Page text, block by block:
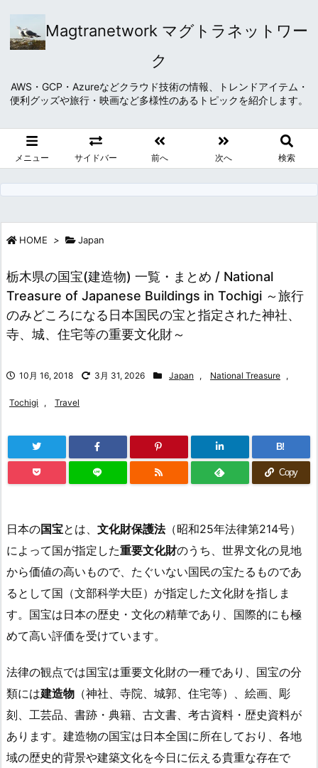
Magtranetwork マグトラネットワー
ク
AWS・GCP・Azureなどクラウド技術の情報、トレンドアイテム・
便利グッズや旅行・映画など多様性のあるトピックを紹介します。
メニュー サイドバー 前へ 次へ 検索
HOME > Japan
栃木県の国宝(建造物) 一覧・まとめ / National
Treasure of Japanese Buildings in Tochigi ～旅行
のみどころになる日本国民の宝と指定された神社、
寺、城、住宅等の重要文化財～
10月 16, 2018 3月 31, 2026 Japan , National Treasure ,
Tochigi , Travel
B!
Copy
日本の国宝とは、 文化財保護法（昭和25年法律第214号）
によって国が指定した重要文化財のうち、世界文化の見地
から価値の高いもので、たぐいない国民の宝たるものであ
るとして国（文部科学大臣）が指定した文化財を指しま
す。国宝は日本の歴史・文化の精華であり、国際的にも極
めて高い評価を受けています。
法律の観点では国宝は重要文化財の一種であり、国宝の分
類には建造物 （神社、寺院、城郭、住宅等）、絵画、彫
刻、工芸品、書跡・典籍、古文書、考古資料・歴史資料が
あります。建造物の国宝は日本全国に所在しており、各地
域の歴史的背景や建築文化を今日に伝える貴重な存在で